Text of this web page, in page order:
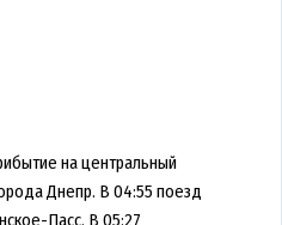
на центральный
Днепр. В 04:55 поезд
Пасс. В 05:27